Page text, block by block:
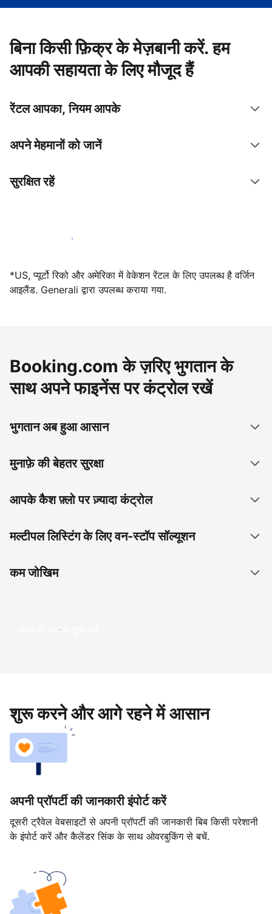
बिना किसी फ़िक्र के मेज़बानी करें. हम
आपकी सहायता के लिए मौजूद हैं
रेंटल आपका, नियम आपके
अपने मेहमानों को जानें
सुरक्षित रहें
आज ही हमारे साथ मेजबानी करें
*US, प्यूर्टो रिको और अमेरिका में वेकेशन रेंटल के लिए उपलब्ध है वर्जिन
आइलैंड. Generali द्वारा उपलब्ध कराया गया.
Booking.com के ज़रिए भुगतान के
साथ अपने फाइनेंस पर कंट्रोल रखें
भुगतान अब हुआ आसान
मुनाफ़े की बेहतर सुरक्षा
आपके कैश फ़्लो पर ज़्यादा कंट्रोल
मल्टीपल लिस्टिंग के लिए वन-स्टॉप सॉल्यूशन
कम जोखिम
आज ही कमाना शुरू करें
शुरू करने और आगे रहने में आसान
अपनी प्रॉपर्टी की जानकारी इंपोर्ट करें
दूसरी ट्रैवेल वेबसाइटों से अपनी प्रॉपर्टी की जानकारी बिब किसी परेशानी
के इंपोर्ट करें और कैलेंडर सिंक के साथ ओवरबुकिंग से बचें.